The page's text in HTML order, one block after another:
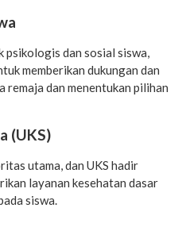
psikologis dan sosial siswa,
memberikan dukungan dan
remaja dan menentukan pilihan
(UKS)
utama, dan UKS hadir
layanan kesehatan dasar
siswa.